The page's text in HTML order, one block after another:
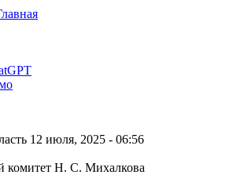
12 июля, 2025 - 06:56
комитет Н. С. Михалкова